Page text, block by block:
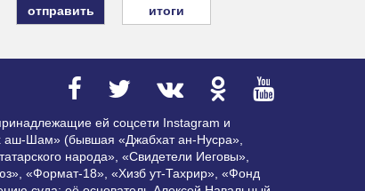
итоги
ей соцсети Instagram и
аш-Шам» (бывшая «Джабхат ан-Нусра»,
народа», «Свидетели Иеговы»,
«Формат-18», «Хизб ут-Тахрир», «Фонд